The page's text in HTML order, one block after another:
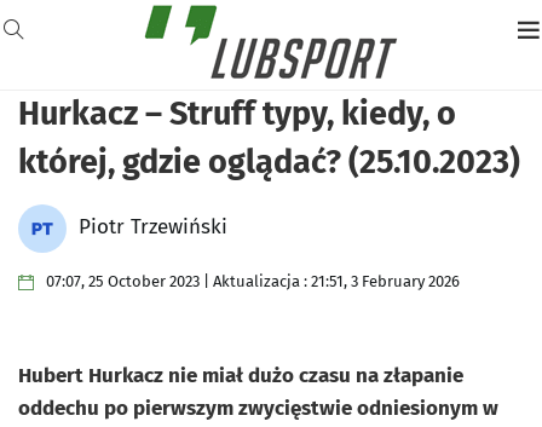
Hurkacz – Struff typy, kiedy, o
której, gdzie oglądać? (25.10.2023)
Piotr Trzewiński
07:07, 25 October 2023 | Aktualizacja : 21:51, 3 February 2026
Hubert Hurkacz nie miał dużo czasu na złapanie
oddechu po pierwszym zwycięstwie odniesionym w